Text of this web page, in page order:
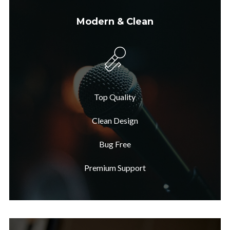
Modern & Clean
Top Quality
Clean Design
Bug Free
Premium Support